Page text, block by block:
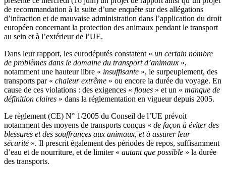
de recommandation à la suite d’une enquête sur des allégations
d’infraction et de mauvaise administration dans l’application du droit
européen concernant la protection des animaux pendant le transport
au sein et à l’extérieur de l’UE.
Dans leur rapport, les eurodéputés constatent « un certain nombre
de problèmes dans le domaine du transport d’animaux »,
notamment une hauteur libre « insuffisante », le surpeuplement, des
transports par « chaleur extrême » ou encore la durée du voyage. En
cause de ces violations : des exigences « floues » et un « manque de
définition claires » dans la réglementation en vigueur depuis 2005.
Le règlement (CE) N° 1/2005 du Conseil de l’UE prévoit
notamment des moyens de transports conçus « de façon à éviter des
blessures et des souffrances aux animaux, et à assurer leur
sécurité ». Il prescrit également des périodes de repos, suffisamment
d’eau et de nourriture, et de limiter « autant que possible » la durée
des transports.